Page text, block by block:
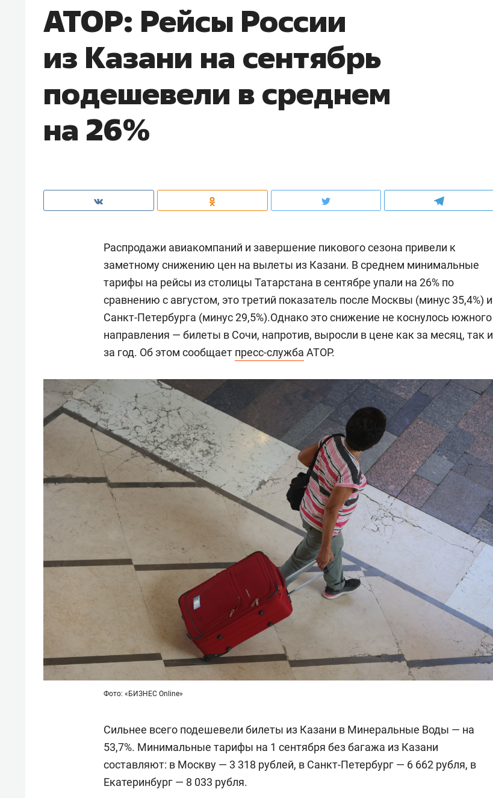
АТОР: Рейсы России
из Казани на сентябрь
подешевели в среднем
на 26%
Распродажи авиакомпаний и завершение пикового сезона привели к
заметному снижению цен на вылеты из Казани. В среднем минимальные
тарифы на рейсы из столицы Татарстана в сентябре упали на 26% по
сравнению с августом, это третий показатель после Москвы (минус 35,4%) и
Санкт-Петербурга (минус 29,5%).Однако это снижение не коснулось южного
направления — билеты в Сочи, напротив, выросли в цене как за месяц, так и
за год. Об этом сообщает пресс-служба АТОР.
Фото: «БИЗНЕС Online»
Сильнее всего подешевели билеты из Казани в Минеральные Воды — на
53,7%. Минимальные тарифы на 1 сентября без багажа из Казани
составляют: в Москву — 3 318 рублей, в Санкт-Петербург — 6 662 рубля, в
Екатеринбург — 8 033 рубля.